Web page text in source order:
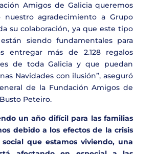
Amigos de Galicia queremos
nuestro agradecimiento a Grupo
su colaboración, ya que este tipo
siendo fundamentales para
entregar más de 2.128 regalos
de toda Galicia y que puedan
Navidades con ilusión”, aseguró
de la Fundación Amigos de
Peteiro.
un año difícil para las familias
debido a los efectos de la crisis
que estamos viviendo, una